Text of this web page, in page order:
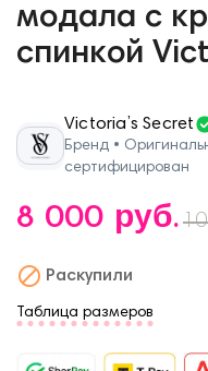
модала с
спинкой
Victoria’s Secret
Бренд •
сертифицирован
8 000 руб.
 Раскупили
Таблица размеров